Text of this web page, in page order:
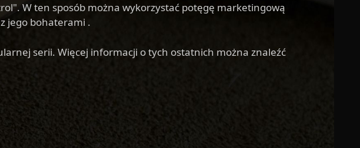
W ten sposób można wykorzystać potęgę marketingową
jego bohaterami .
serii. Więcej informacji o tych ostatnich można znaleźć